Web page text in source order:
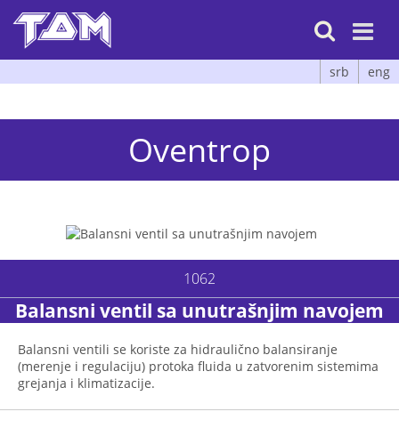

srb eng
Oventrop
1062
Balansni ventil sa unutrašnjim navojem
Balansni ventili se koriste za hidraulično balansiranje
(merenje i regulaciju) protoka fluida u zatvorenim sistemima
grejanja i klimatizacije.